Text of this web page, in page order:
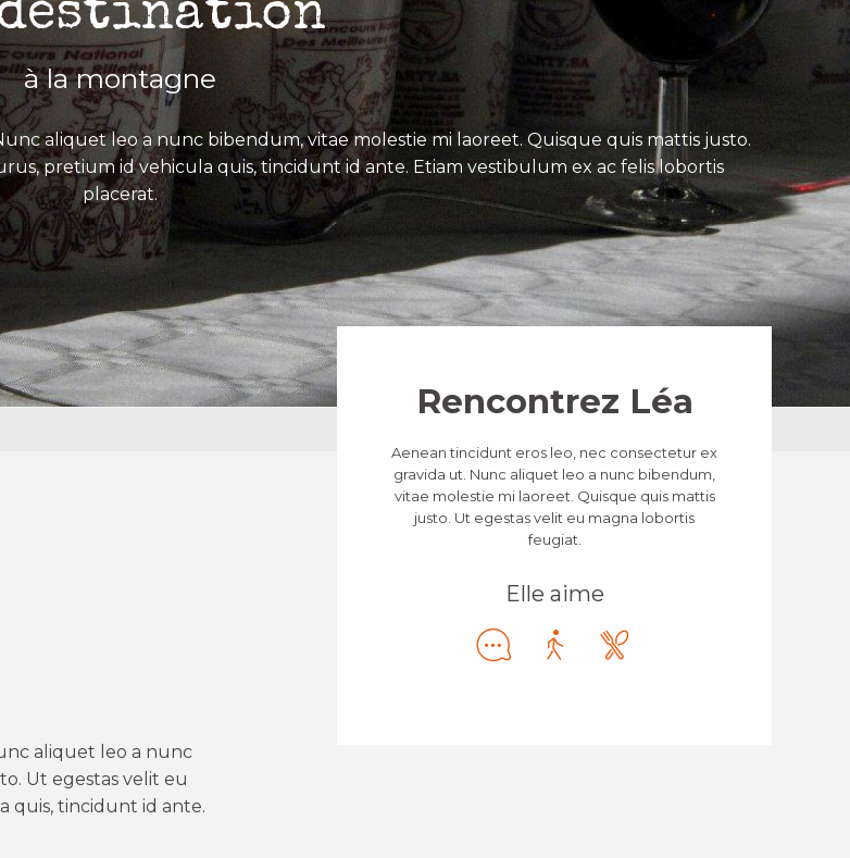
destination
à la montagne
aliquet leo a nunc bibendum, vitae molestie mi laoreet. Quisque quis mattis justo.
pretium id vehicula quis, tincidunt id ante. Etiam vestibulum ex ac felis lobortis
placerat.
favoris
aliquet leo a nunc
Ut egestas velit eu
quis, tincidunt id ante.
Rencontrez Léa
Aenean tincidunt eros leo, nec consectetur ex
gravida ut. Nunc aliquet leo a nunc bibendum,
vitae molestie mi laoreet. Quisque quis mattis
justo. Ut egestas velit eu magna lobortis
feugiat.
Elle aime